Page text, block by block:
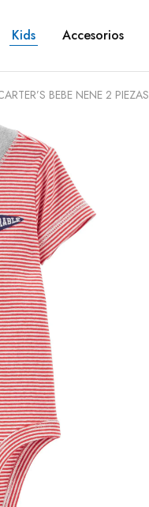
Kids Accesorios
BEBE NENE 2 PIEZAS